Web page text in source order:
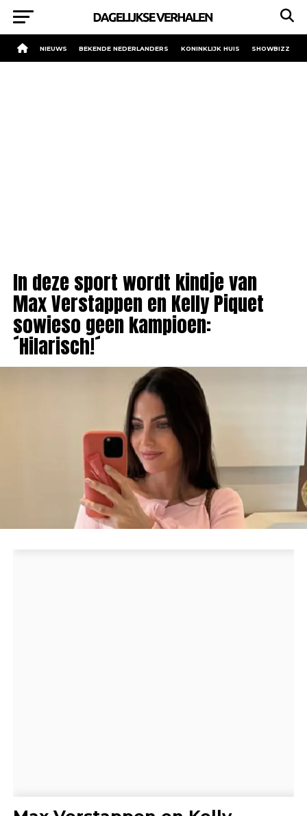
NIEUWS BEKENDE NEDERLANDERS KONINKLIJK HUIS SHOWBIZZ
In deze sport wordt kindje van
Max Verstappen en Kelly Piquet
sowieso geen kampioen:
´Hilarisch!´